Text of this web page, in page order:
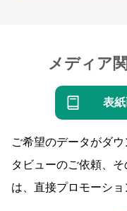
メディア
表
ご希望のデータがダ
タビューのご依頼、
は、直接プロモーショ